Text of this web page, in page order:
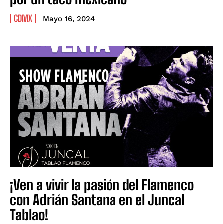
CDMX Mayo 16, 2024
¡Ven a vivir la pasión del Flamenco
con Adrián Santana en el Juncal
Tablao!